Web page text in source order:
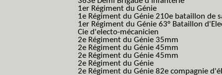
1er Régiment du Génie
1e Régiment du Génie 210e bataillon de
1er Régiment du Génie 63° Bataillon
Cie d'electo-mécanicien
2e Régiment du Génie 35mm
2e Régiment du Génie 45mm
2e Régiment du Génie 45mm
2e Régiment du Génie
2e Régiment du Génie 82e compagnie